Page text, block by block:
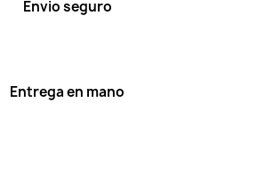
Envio seguro
Entrega en mano